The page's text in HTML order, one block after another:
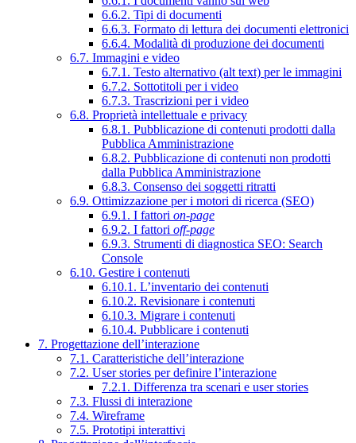
6.6.2. Tipi di documenti
6.6.3. Formato di lettura dei documenti elettronici
6.6.4. Modalità di produzione dei documenti
6.7. Immagini e video
6.7.1. Testo alternativo (alt text) per le immagini
6.7.2. Sottotitoli per i video
6.7.3. Trascrizioni per i video
6.8. Proprietà intellettuale e privacy
6.8.1. Pubblicazione di contenuti prodotti dalla
Pubblica Amministrazione
6.8.2. Pubblicazione di contenuti non prodotti
dalla Pubblica Amministrazione
6.8.3. Consenso dei soggetti ritratti
6.9. Ottimizzazione per i motori di ricerca (SEO)
6.9.1. I fattori on-page
6.9.2. I fattori off-page
6.9.3. Strumenti di diagnostica SEO: Search
Console
6.10. Gestire i contenuti
6.10.1. L’inventario dei contenuti
6.10.2. Revisionare i contenuti
6.10.3. Migrare i contenuti
6.10.4. Pubblicare i contenuti
7. Progettazione dell’interazione
7.1. Caratteristiche dell’interazione
7.2. User stories per definire l’interazione
7.2.1. Differenza tra scenari e user stories
7.3. Flussi di interazione
7.4. Wireframe
7.5. Prototipi interattivi